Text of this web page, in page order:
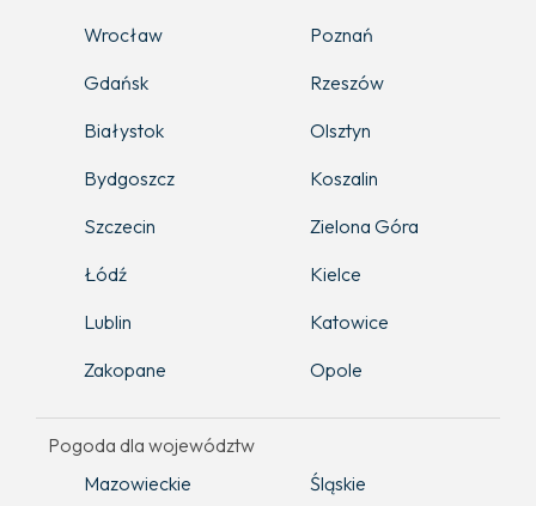
Wrocław
Poznań
Gdańsk
Rzeszów
Białystok
Olsztyn
Bydgoszcz
Koszalin
Szczecin
Zielona Góra
Łódź
Kielce
Lublin
Katowice
Zakopane
Opole
Pogoda dla województw
Mazowieckie
Śląskie